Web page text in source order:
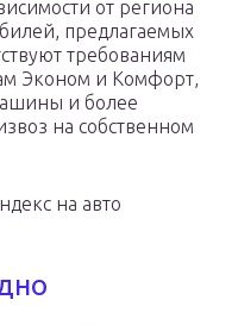
от региона
предлагаемых
требованиям
Эконом и Комфорт,
и более
на собственном
на авто